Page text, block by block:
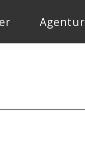
Agentur